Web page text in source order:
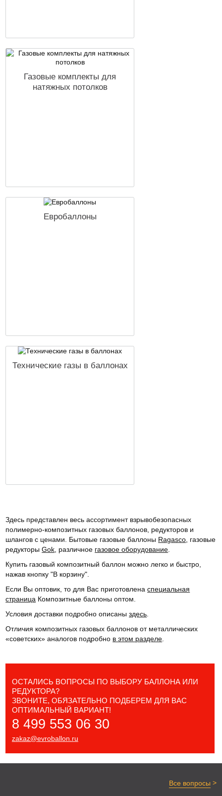
Газовые комплекты для
натяжных потолков
Евробаллоны
Технические газы в баллонах
Здесь представлен весь ассортимент взрывобезопасных
полимерно-композитных газовых баллонов, редукторов и
шлангов с ценами. Бытовые газовые баллоны Ragasco , газовые
редукторыGok , различное газовое оборудование
Купить газовый композитный баллон можно легко и быстро,
нажав кнопку "В корзину".
Если Вы оптовик, то для Вас приготовленаспециальная
страница Композитные баллоны оптом.
Условия доставки подробно описаныздесь
Отличия композитных газовых баллонов от металлических
«советских» аналогов подробно в этом разделе
ОСТАЛИСЬ ВОПРОСЫ ПО ВЫБОРУ БАЛЛОНА ИЛИ
РЕДУКТОРА?
ЗВОНИТЕ, ОБЯЗАТЕЛЬНО ПОДБЕРЕМ ДЛЯ ВАС
ОПТИМАЛЬНЫЙ ВАРИАНТ!
8 499 553 06 30
zakaz@evroballon.ru
Все вопросы >